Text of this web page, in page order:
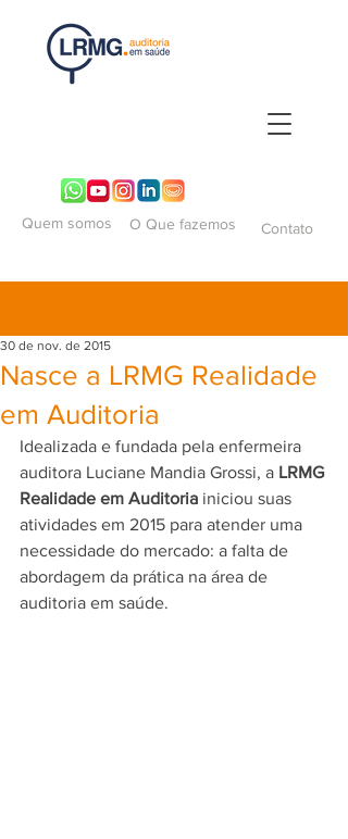
Quem somos O Que fazemos Contato
Nasce a LRMG Realidade
em Auditoria
30 de nov. de 2015
Idealizada e fundada pela enfermeira
auditora Luciane Mandia Grossi, a LRMG
Realidade em Auditoria iniciou suas
atividades em 2015 para atender uma
necessidade do mercado: a falta de
abordagem da prática na área de
auditoria em saúde.